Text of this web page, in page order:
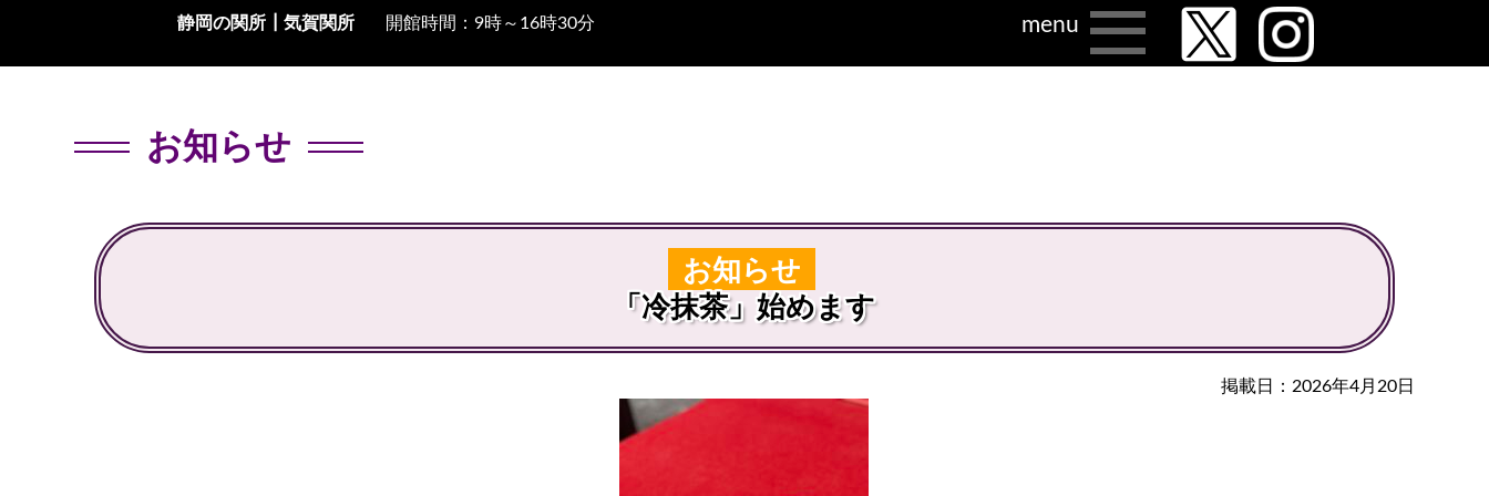
静岡の関所┃ 気賀関所 開館時間：9時～16時30分 menu
お知らせ
お知らせ
「冷抹茶」始めます
掲載日：2026年4月20日